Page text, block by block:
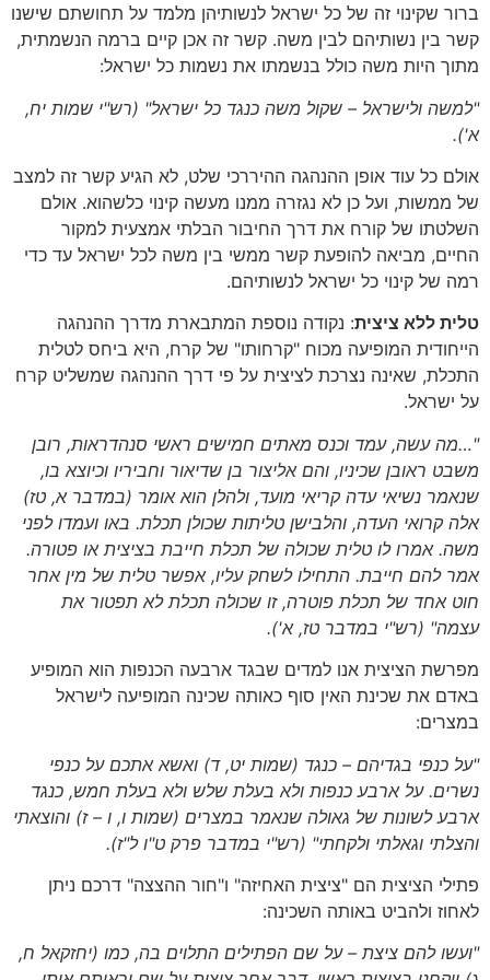
ברור שקינוי זה של כל ישראל לנשותיהן מלמד על תחושתם שישנו
קשר בין נשותיהם לבין משה. קשר זה אכן קיים ברמה הנשמתית,
מתוך היות משה כולל בנשמתו את נשמות כל ישראל:
"למשה ולישראל – שקול משה כנגד כל ישראל" (רש"י שמות יח,
א').
אולם כל עוד אופן ההנהגה ההיררכי שלט, לא הגיע קשר זה למצב
של ממשות, ועל כן לא נגזרה ממנו מעשה קינוי כלשהוא. אולם
השלטתו של קורח את דרך החיבור הבלתי אמצעית למקור
החיים, מביאה להופעת קשר ממשי בין משה לכל ישראל עד כדי
רמה של קינוי כל ישראל לנשותיהם.
טלית ללא ציצית: נקודה נוספת המתבארת מדרך ההנהגה
הייחודית המופיעה מכוח "קרחותו" של קרח, היא ביחס לטלית
התכלת, שאינה נצרכת לציצית על פי דרך ההנהגה שמשליט קרח
על ישראל.
"…מה עשה, עמד וכנס מאתים חמישים ראשי סנהדראות, רובן
משבט ראובן שכיניו, והם אליצור בן שדיאור וחביריו וכיוצא בו,
שנאמר נשיאי עדה קריאי מועד, ולהלן הוא אומר (במדבר א, טז)
אלה קרואי העדה, והלבישן טליתות שכולן תכלת. באו ועמדו לפני
משה. אמרו לו טלית שכולה של תכלת חייבת בציצית או פטורה.
אמר להם חייבת. התחילו לשחק עליו, אפשר טלית של מין אחר
חוט אחד של תכלת פוטרה, זו שכולה תכלת לא תפטור את
עצמה" (רש"י במדבר טז, א').
מפרשת הציצית אנו למדים שבגד ארבעה הכנפות הוא המופיע
באדם את שכינת האין סוף כאותה שכינה המופיעה לישראל
במצרים:
"על כנפי בגדיהם – כנגד (שמות יט, ד) ואשא אתכם על כנפי
נשרים. על ארבע כנפות ולא בעלת שלש ולא בעלת חמש, כנגד
ארבע לשונות של גאולה שנאמר במצרים (שמות ו, ו – ז) והוצאתי
והצלתי וגאלתי ולקחתי" (רש"י במדבר פרק ט"ו ל"ז).
פתילי הציצית הם "ציצית האחיזה" ו"חור ההצצה" דרכם ניתן
לאחוז ולהביט באותה השכינה:
"ועשו להם ציצת – על שם הפתילים התלוים בה, כמו (יחזקאל ח,